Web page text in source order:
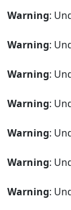
Warning:
Warning:
Warning:
Warning:
Warning:
Warning:
Warning: